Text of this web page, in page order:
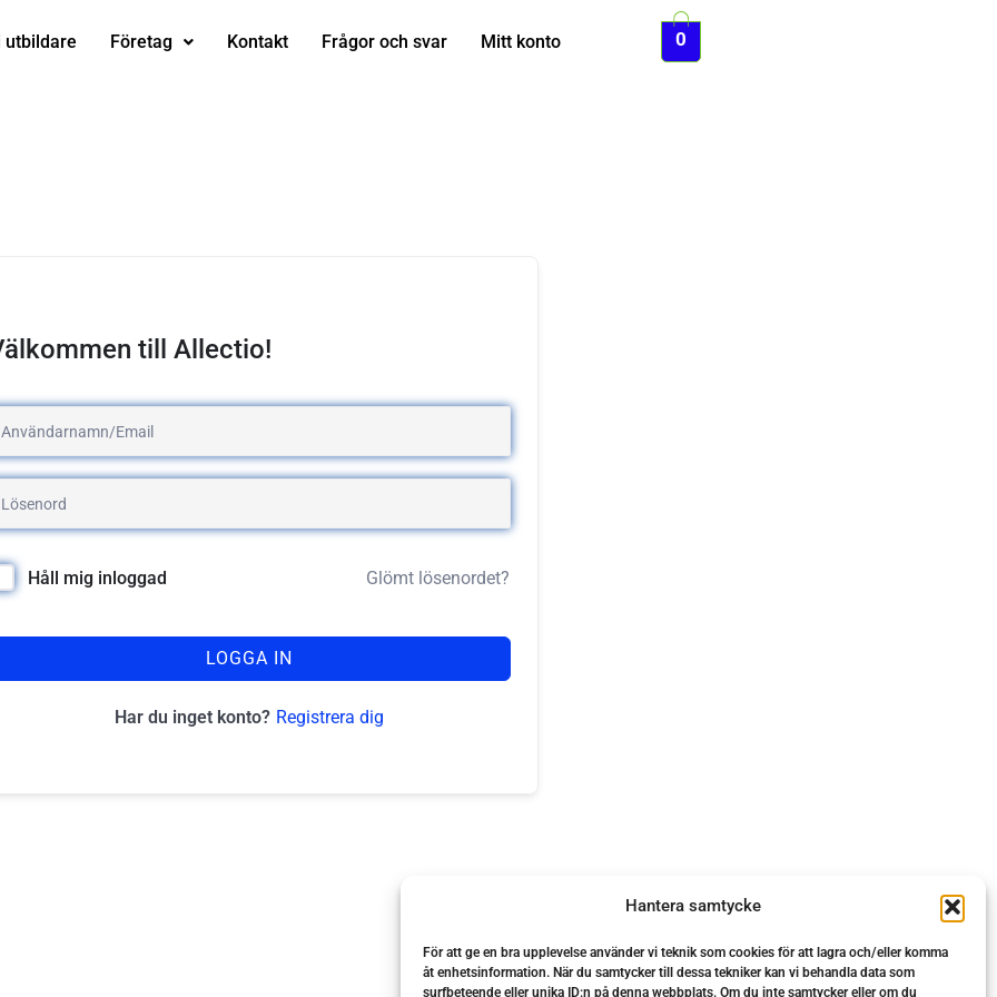
Hantera samtycke
För att ge en bra upplevelse använder vi teknik som cookies för att lagra och/eller komma
åt enhetsinformation. När du samtycker till dessa tekniker kan vi behandla data som
surfbeteende eller unika ID:n på denna webbplats. Om du inte samtycker eller om du
utbildare Företag Kontakt Frågor och svar Mitt konto 0
till Allectio!
Håll mig inloggad Glömt lösenordet?
LOGGA IN
Har du inget konto? Registrera dig